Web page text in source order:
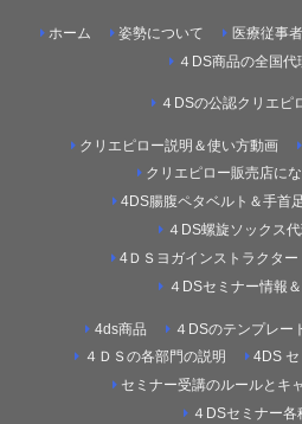
ホーム 姿勢について
医療従事
４DS商品の全国代
４DSの公認クリエピ
クリエピロー説明＆使い方動画
クリエピロー販売店に
4DS腸腹ペタベルト＆手首
４DS螺旋ソックス
4ＤＳヨガインストラクタ
４DSセミナー情報
4ds商品
４DSのテンプレー
４ＤＳの各部門の説明
4DS セ
セミナー受講のルールとキ
４DSセミナー各